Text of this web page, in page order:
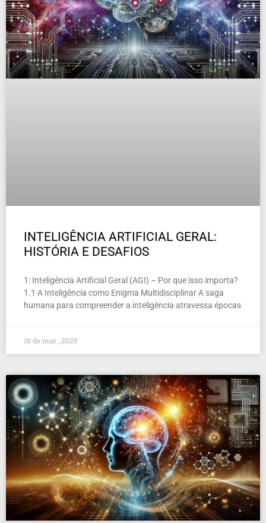
INTELIGÊNCIA ARTIFICIAL GERAL:
HISTÓRIA E DESAFIOS
1: Inteligência Artificial Geral (AGI) – Por que isso importa?
1.1 A Inteligência como Enigma Multidisciplinar A saga
humana para compreender a inteligência atravessa épocas
16 de mar , 2025